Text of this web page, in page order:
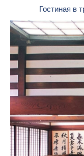
Гостиная в